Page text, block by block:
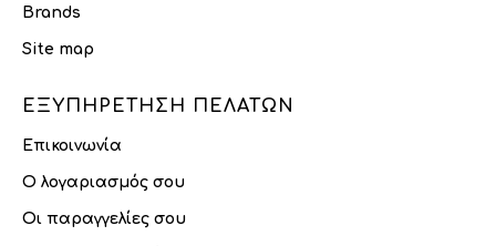
Brands
Site map
ΕΞΥΠΗΡΈΤΗΣΗ ΠΕΛΑΤΏΝ
Επικοινωνία
Ο λογαριασμός σου
Οι παραγγελίες σου